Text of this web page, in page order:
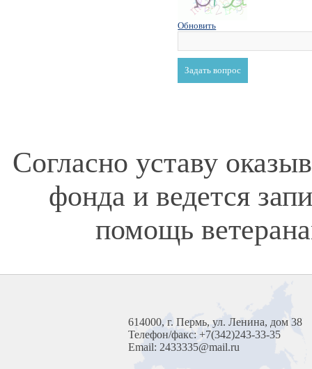
Обновить
Согласно уставу
фонда и ведется
помощь
614000, г. Пермь, ул. Ленина, дом 38
Телефон/факс: +7(342)243-33-35
Email: 2433335@mail.ru